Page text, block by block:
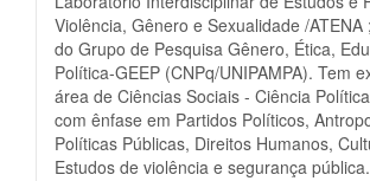
Violência, Gênero e Sexualidade /
do Grupo de Pesquisa Gênero, Ética,
Política-GEEP (CNPq/UNIPAMPA). Tem
área de Ciências Sociais - Ciência
com ênfase em Partidos Políticos,
Políticas Públicas, Direitos Humanos,
Estudos de violência e segurança pública.